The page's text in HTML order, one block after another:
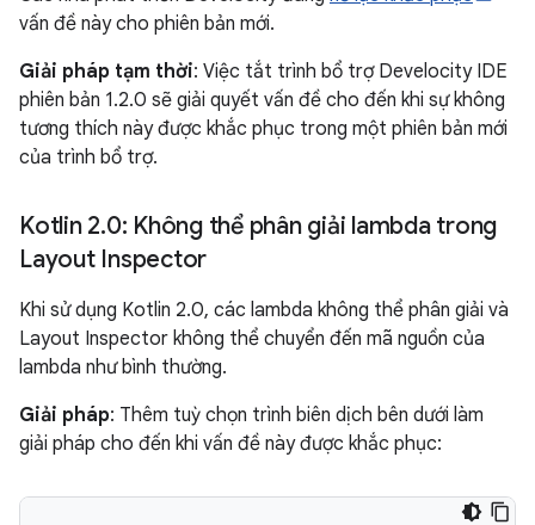
vấn đề này cho phiên bản mới.
Giải pháp tạm thời: Việc tắt trình bổ trợ Develocity IDE
phiên bản 1.2.0 sẽ giải quyết vấn đề cho đến khi sự không
tương thích này được khắc phục trong một phiên bản mới
của trình bổ trợ.
Kotlin 2.0: Không thể phân giải lambda trong
Layout Inspector
Khi sử dụng Kotlin 2.0, các lambda không thể phân giải và
Layout Inspector không thể chuyển đến mã nguồn của
lambda như bình thường.
Giải pháp: Thêm tuỳ chọn trình biên dịch bên dưới làm
giải pháp cho đến khi vấn đề này được khắc phục: